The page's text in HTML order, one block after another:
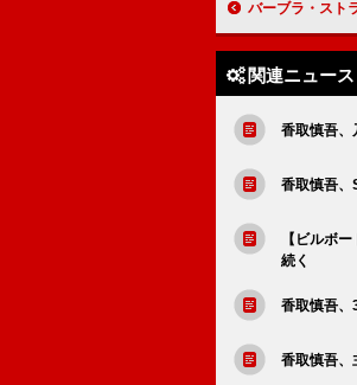
バーブラ・ストライサンド＆ポー
関連ニュース
香取慎吾
香取慎吾
【ビルボ
続く
香取慎吾
香取慎吾、